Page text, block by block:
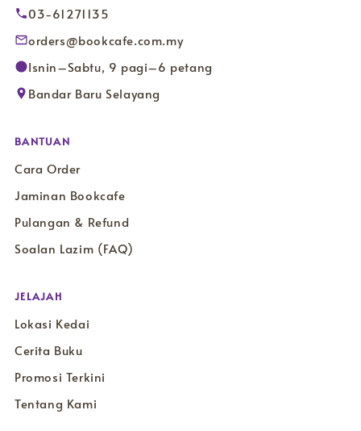
03-61271135
orders@bookcafe.com.my
Isnin–Sabtu, 9 pagi–6 petang
Bandar Baru Selayang
BANTUAN
Cara Order
Jaminan Bookcafe
Pulangan & Refund
Soalan Lazim (FAQ)
JELAJAH
Lokasi Kedai
Cerita Buku
Promosi Terkini
Tentang Kami